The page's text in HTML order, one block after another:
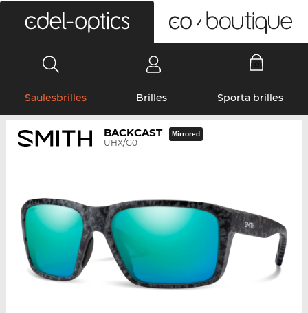
Saulesbrilles Brilles Sporta brilles
BACKCAST
UHX/G0
Mirrored